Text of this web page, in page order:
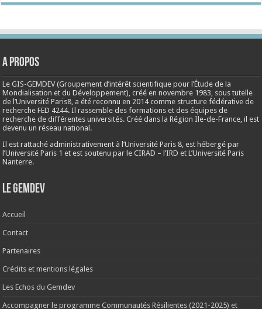
A propos
Le GIS-GEMDEV (Groupement d’intérêt scientifique pour l’Étude de la
Mondialisation et du Développement), créé ennovembre 1983, sous tutelle
de l’Université Paris8, a été reconnu en 2014 comme structure fédérative de
recherche FED 4244. Il rassemble des formations et des équipes de
recherche de différentes universités. Créé dans la Région Ile-de-France, il est
devenu un réseau national.
Il est rattaché administrativement à l’Université Paris 8, est hébergé par
l’Université Paris 1 et est soutenu par le CIRAD – l’IRD et L’Université Paris
Nanterre.
Le Gemdev
Accueil
Contact
Partenaires
Crédits et mentions légales
Les Echos du Gemdev
Accompagner le programme Communautés Résilientes (2021-2025) et